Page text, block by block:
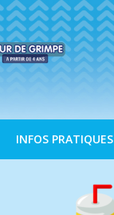
INFOS PRATIQUES